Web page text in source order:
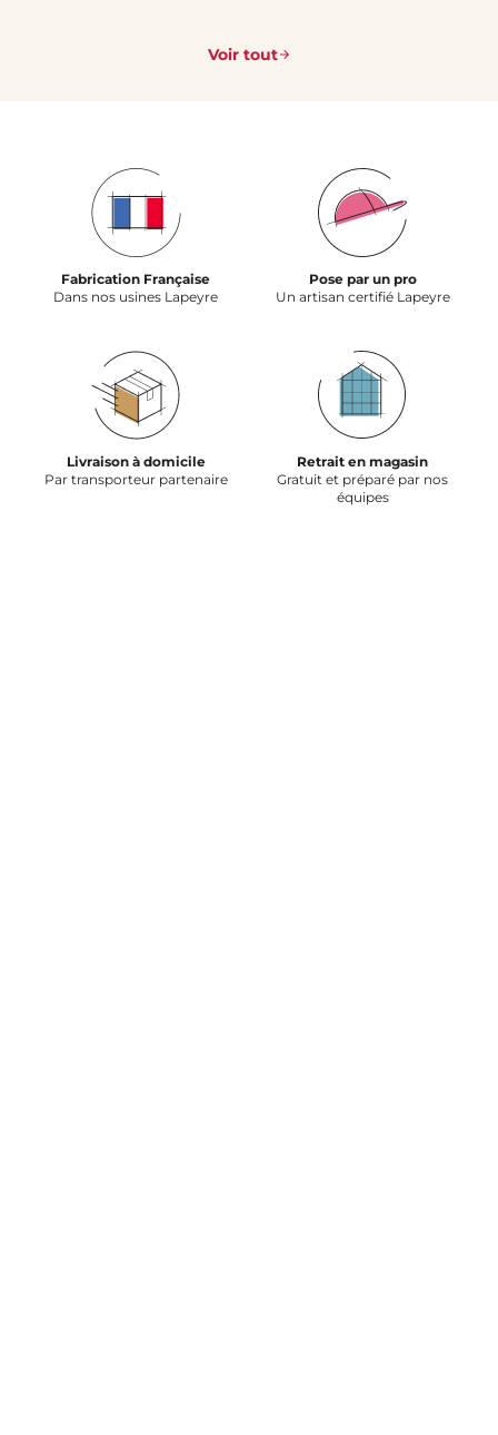
Voir tout
Fabrication Française
Dans nos usines Lapeyre
Pose par un pro
Un artisan certifié Lapeyre
Livraison à domicile
Par transporteur partenaire
Retrait en magasin
Gratuit et préparé par nos
équipes